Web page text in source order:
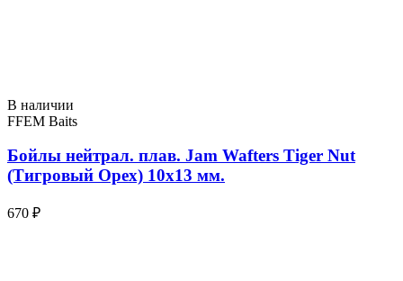
В наличии
FFEM Baits
Бойлы нейтрал. плав. Jam Wafters Tiger Nut
(Тигровый Орех) 10x13 мм.
670 ₽